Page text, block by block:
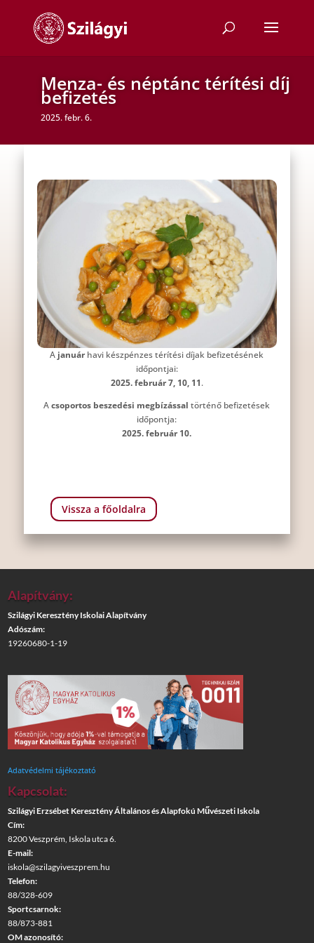
Menza- és néptánc térítési díj
befizetés
2025. febr. 6.
A januárhavi készpénzes térítési díjak befizetésének
időpontjai:
2025. február 7, 10, 11.
Acsoportos beszedési megbízással történő befizetések
időpontja:
2025. február 10.
Vissza a főoldalra
Alapítvány:
Szilágyi Keresztény Iskolai Alapítvány
Adószám:
19260680-1-19
Adatvédelmi tájékoztató
Kapcsolat:
Szilágyi Erzsébet Keresztény Általános és Alapfokú Művészeti Iskola
Cím:
8200 Veszprém, Iskola utca 6.
E-mail:
iskola@szilagyiveszprem.hu
Telefon:
88/328-609
Sportcsarnok:
88/873-881
OM azonosító: